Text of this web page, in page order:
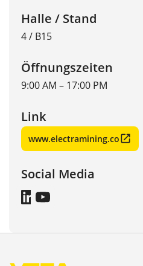
Halle / Stand
4 / B15
Öffnungszeiten
9:00 AM – 17:00 PM
Link
www.electramining.co
Social Media